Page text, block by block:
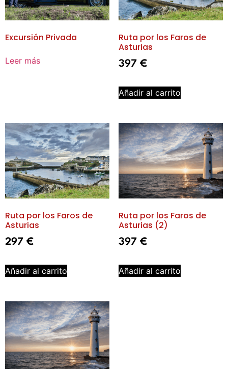
Excursión Privada
Leer más
Ruta por los Faros de
Asturias
397 €
Añadir al carrito
Ruta por los Faros de
Asturias
297 €
Añadir al carrito
Ruta por los Faros de
Asturias (2)
397 €
Añadir al carrito